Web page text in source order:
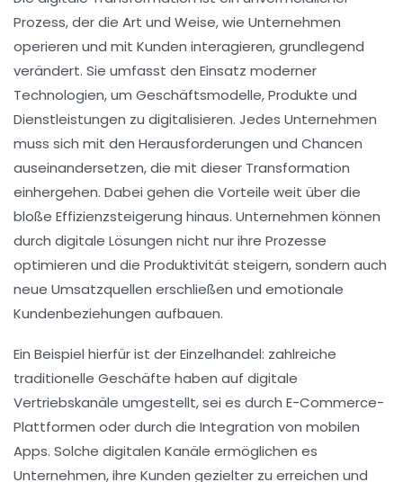
Prozess, der die Art und Weise, wie Unternehmen
operieren und mit Kunden interagieren, grundlegend
verändert. Sie umfasst den Einsatz moderner
Technologien, um Geschäftsmodelle, Produkte und
Dienstleistungen zu digitalisieren. Jedes Unternehmen
muss sich mit den Herausforderungen und Chancen
auseinandersetzen, die mit dieser Transformation
einhergehen. Dabei gehen die Vorteile weit über die
bloße Effizienzsteigerung hinaus. Unternehmen können
durch digitale Lösungen nicht nur ihre Prozesse
optimieren und die Produktivität steigern, sondern auch
neue Umsatzquellen erschließen und emotionale
Kundenbeziehungen aufbauen.
Ein Beispiel hierfür ist der Einzelhandel: zahlreiche
traditionelle Geschäfte haben auf digitale
Vertriebskanäle umgestellt, sei es durch E-Commerce-
Plattformen oder durch die Integration von mobilen
Apps. Solche digitalen Kanäle ermöglichen es
Unternehmen, ihre Kunden gezielter zu erreichen und